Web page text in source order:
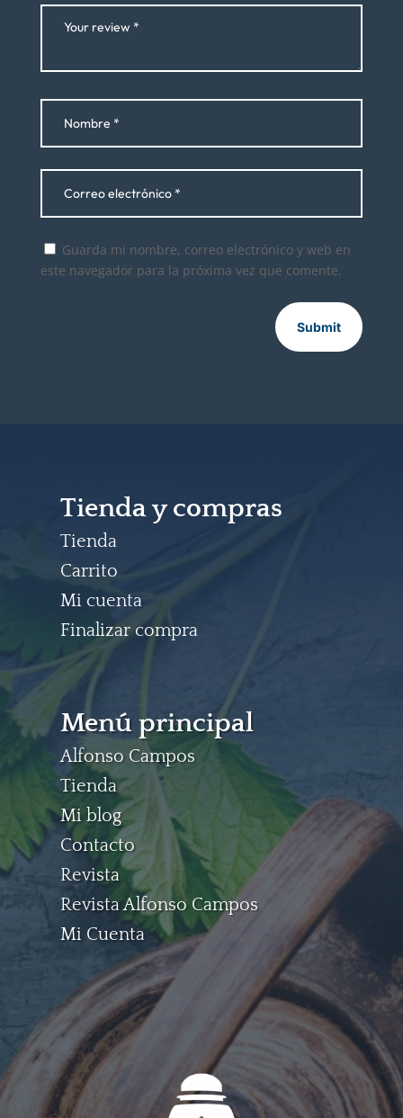
Guarda mi nombre, correo electrónico y web en
este navegador para la próxima vez que comente.
Submit
Tienda y compras
Tienda
Carrito
Mi cuenta
Finalizar compra
Menú principal
Alfonso Campos
Tienda
Mi blog
Contacto
Revista
Revista Alfonso Campos
Mi Cuenta